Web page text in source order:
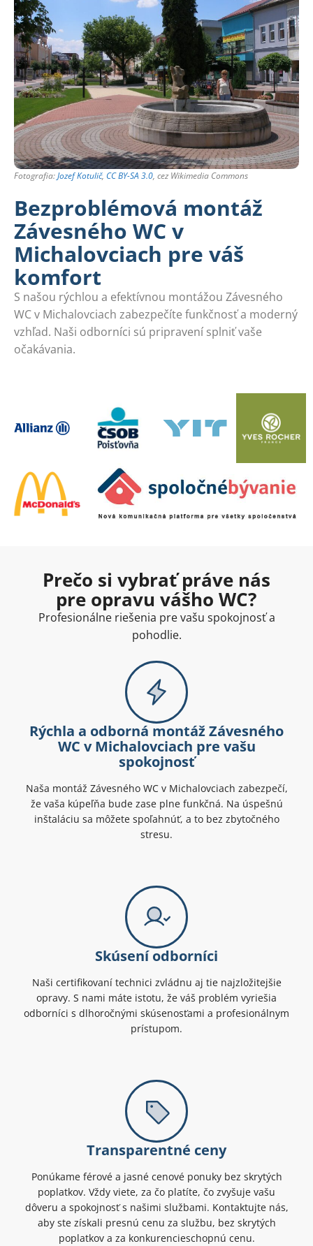
Fotografia:Jozef Kotulič, CC BY-SA 3.0, cez Wikimedia Commons
Bezproblémová montáž
Závesného WC v
Michalovciach pre váš
komfort
S našou rýchlou a efektívnou montážou Závesného
WC v Michalovciach zabezpečíte funkčnosť a moderný
vzhľad. Naši odborníci sú pripravení splniť vaše
očakávania.
Prečo si vybrať práve nás
pre opravu vášho WC?
Profesionálne riešenia pre vašu spokojnosť a
pohodlie.
Rýchla a odborná montáž Závesného
WC v Michalovciach pre vašu
spokojnosť
Naša montáž Závesného WC v Michalovciach zabezpečí,
že vaša kúpeľňa bude zase plne funkčná. Na úspešnú
inštaláciu sa môžete spoľahnúť, a to bez zbytočného
stresu.
Skúsení odborníci
Naši certifikovaní technici zvládnu aj tie najzložitejšie
opravy. S nami máte istotu, že váš problém vyriešia
odborníci s dlhoročnými skúsenosťami a profesionálnym
prístupom.
Transparentné ceny
Ponúkame férové a jasné cenové ponuky bez skrytých
poplatkov. Vždy viete, za čo platíte, čo zvyšuje vašu
dôveru a spokojnosť s našimi službami. Kontaktujte nás,
aby ste získali presnú cenu za službu, bez skrytých
poplatkov a za konkurencieschopnú cenu.